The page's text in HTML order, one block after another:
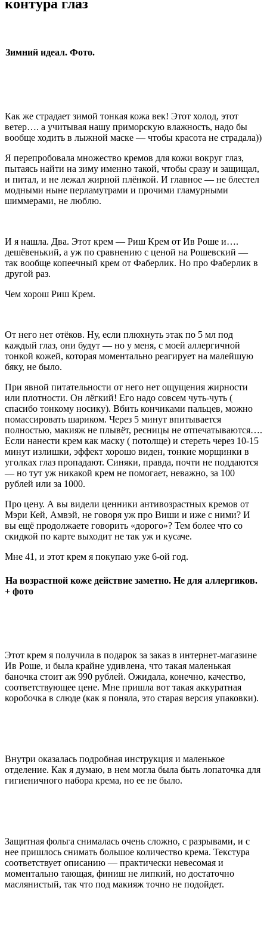
контура глаз
Зимний идеал. Фото.
Как же страдает зимой тонкая кожа век! Этот холод, этот
ветер…. а учитывая нашу приморскую влажность, надо бы
вообще ходить в лыжной маске — чтобы красота не страдала))
Я перепробовала множество кремов для кожи вокруг глаз,
пытаясь найти на зиму именно такой, чтобы сразу и защищал,
и питал, и не лежал жирной плёнкой. И главное — не блестел
модными ныне перламутрами и прочими гламурными
шиммерами, не люблю.
И я нашла. Два. Этот крем — Риш Крем от Ив Роше и….
дешёвенький, а уж по сравнению с ценой на Рошевский —
так вообще копеечный крем от Фаберлик. Но про Фаберлик в
другой раз.
Чем хорош Риш Крем.
От него нет отёков. Ну, если плюхнуть этак по 5 мл под
каждый глаз, они будут — но у меня, с моей аллергичной
тонкой кожей, которая моментально реагирует на малейшую
бяку, не было.
При явной питательности от него нет ощущения жирности
или плотности. Он лёгкий! Его надо совсем чуть-чуть (
спасибо тонкому носику). Вбить кончиками пальцев, можно
помассировать шариком. Через 5 минут впитывается
полностью, макияж не плывёт, ресницы не отпечатываются….
Если нанести крем как маску ( потолще) и стереть через 10-15
минут излишки, эффект хорошо виден, тонкие морщинки в
уголках глаз пропадают. Синяки, правда, почти не поддаются
— но тут уж никакой крем не помогает, неважно, за 100
рублей или за 1000.
Про цену. А вы видели ценники антивозрастных кремов от
Мэри Кей, Амвэй, не говоря уж про Виши и иже с ними? И
вы ещё продолжаете говорить «дорого»? Тем более что со
скидкой по карте выходит не так уж и кусаче.
Мне 41, и этот крем я покупаю уже 6-ой год.
На возрастной коже действие заметно. Не для аллергиков.
+ фото
Этот крем я получила в подарок за заказ в интернет-магазине
Ив Роше, и была крайне удивлена, что такая маленькая
баночка стоит аж 990 рублей. Ожидала, конечно, качество,
соответствующее цене. Мне пришла вот такая аккуратная
коробочка в слюде (как я поняла, это старая версия упаковки).
Внутри оказалась подробная инструкция и маленькое
отделение. Как я думаю, в нем могла была быть лопаточка для
гигиеничного набора крема, но ее не было.
Защитная фольга снималась очень сложно, с разрывами, и с
нее пришлось снимать большое количество крема. Текстура
соответствует описанию — практически невесомая и
моментально тающая, финиш не липкий, но достаточно
маслянистый, так что под макияж точно не подойдет.